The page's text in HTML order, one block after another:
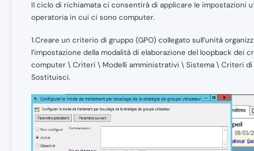
Il ciclo di richiamata ci consentirà di applicare le impostazioni
operatoria in cui ci sono computer.
1.Creare un criterio di gruppo (GPO) collegato sull’unità
l’impostazione della modalità di elaborazione del loopback dei
computer \ Criteri \ Modelli amministrativi \ Sistema \ Criteri di
Sostituisci.